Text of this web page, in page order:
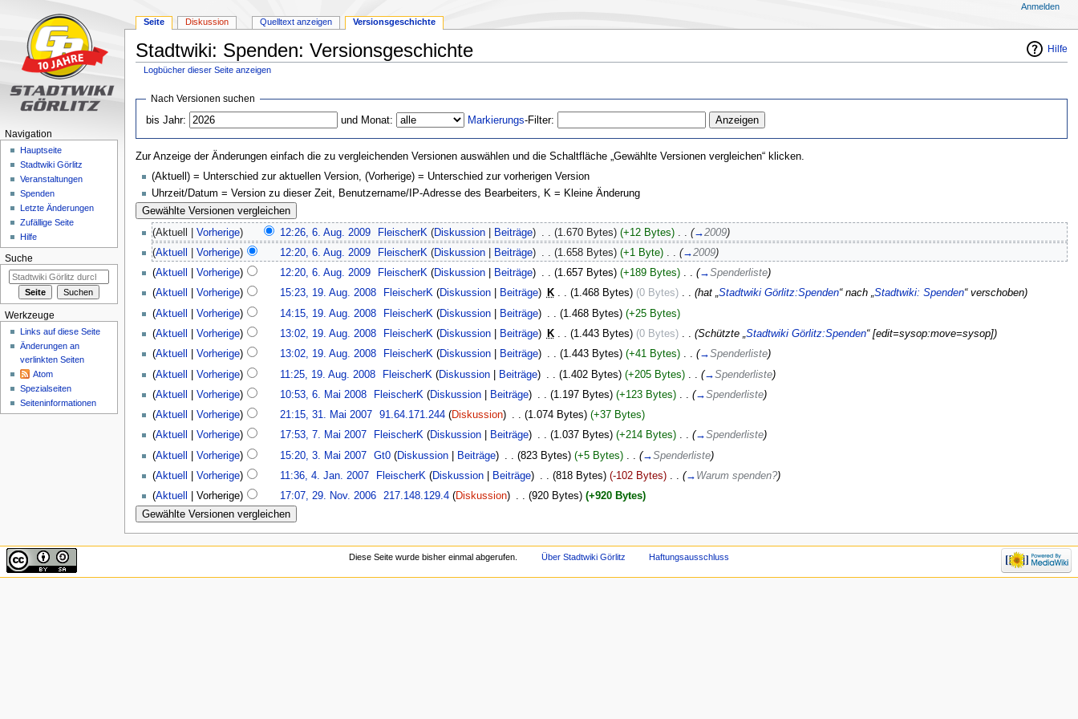
Hilfe
Stadtwiki: Spenden: Versionsgeschichte
Logbücher dieser Seite anzeigen
springen
springen
Nach Versionen suchen
bis Jahr:
und Monat: Markierungs-Filter:
Zur Anzeige der Änderungen einfach die zu vergleichenden Versionen auswählen und die Schaltfläche „Gewählte Versionen vergleichen“ klicken.
(Aktuell) = Unterschied zur aktuellen Version, (Vorherige) = Unterschied zur vorherigen Version
Uhrzeit/Datum = Version zu dieser Zeit, Benutzername/IP-Adresse des Bearbeiters, K = Kleine Änderung
(Aktuell | Vorherige) 12:26, 6. Aug. 2009‎ FleischerK (Diskussion Beiträge) (1.670 Bytes) (+12 Bytes)‎ (→2009)
(Aktuell Vorherige) 12:20, 6. Aug. 2009‎ FleischerK (Diskussion Beiträge) . . (1.658 Bytes) (+1 Byte)‎ . . (→2009)
(Aktuell Vorherige) 12:20, 6. Aug. 2009‎ FleischerK (Diskussion Beiträge) . . (1.657 Bytes) (+189 Bytes)‎ . . (→Spenderliste)
(Aktuell Vorherige) 15:23, 19. Aug. 2008‎ FleischerK (Diskussion Beiträge) K . . (1.468 Bytes) (0 Bytes)‎ . . (hat „Stadtwiki Görlitz:Spenden“ nach „Stadtwiki: Spenden“ verschoben)
(Aktuell Vorherige) 14:15, 19. Aug. 2008‎ FleischerK (Diskussion Beiträge) (1.468 Bytes) (+25 Bytes)
(Aktuell Vorherige) 13:02, 19. Aug. 2008‎ FleischerK (Diskussion Beiträge) K . . (1.443 Bytes) (0 Bytes)‎ . . (Schützte „Stadtwiki Görlitz:Spenden“ [edit=sysop:move=sysop])
(Aktuell Vorherige) 13:02, 19. Aug. 2008‎ FleischerK (Diskussion Beiträge) . . (1.443 Bytes) (+41 Bytes)‎ . . (→Spenderliste)
(Aktuell Vorherige) 11:25, 19. Aug. 2008‎ FleischerK (Diskussion Beiträge) (1.402 Bytes) (+205 Bytes)‎ (→Spenderliste)
(Aktuell Vorherige) 10:53, 6. Mai 2008‎ FleischerK (Diskussion Beiträge) (1.197 Bytes) (+123 Bytes)‎ (→Spenderliste)
(Aktuell Vorherige) 21:15, 31. Mai 2007‎ 91.64.171.244 (Diskussion) . . (1.074 Bytes) (+37 Bytes)
(Aktuell Vorherige) 17:53, 7. Mai 2007‎ FleischerK (Diskussion Beiträge) . . (1.037 Bytes) (+214 Bytes)‎ . . (→Spenderliste)
(Aktuell Vorherige) 15:20, 3. Mai 2007‎ Gt0 (Diskussion Beiträge) (823 Bytes) (+5 Bytes)‎ (→Spenderliste)
(Aktuell Vorherige) 11:36, 4. Jan. 2007‎ FleischerK (Diskussion Beiträge) . . (818 Bytes) (-102 Bytes)‎ . . (→ Warum spenden?)
(Aktuell | Vorherige) 17:07, 29. Nov. 2006‎ 217.148.129.4 (Diskussion) . . (920 Bytes) (+920 Bytes)
Seite Diskussion Quelltext anzeigen Versionsgeschichte
Anmelden
Navigation
Hauptseite
Stadtwiki Görlitz
Veranstaltungen
Spenden
Letzte Änderungen
Zufällige Seite
Hilfe
Suche
Werkzeuge
Links auf diese Seite
Änderungen an
verlinkten Seiten
Atom
Spezialseiten
Seiten­informationen
Diese Seite wurde bisher einmal abgerufen. Über Stadtwiki Görlitz Haftungsausschluss